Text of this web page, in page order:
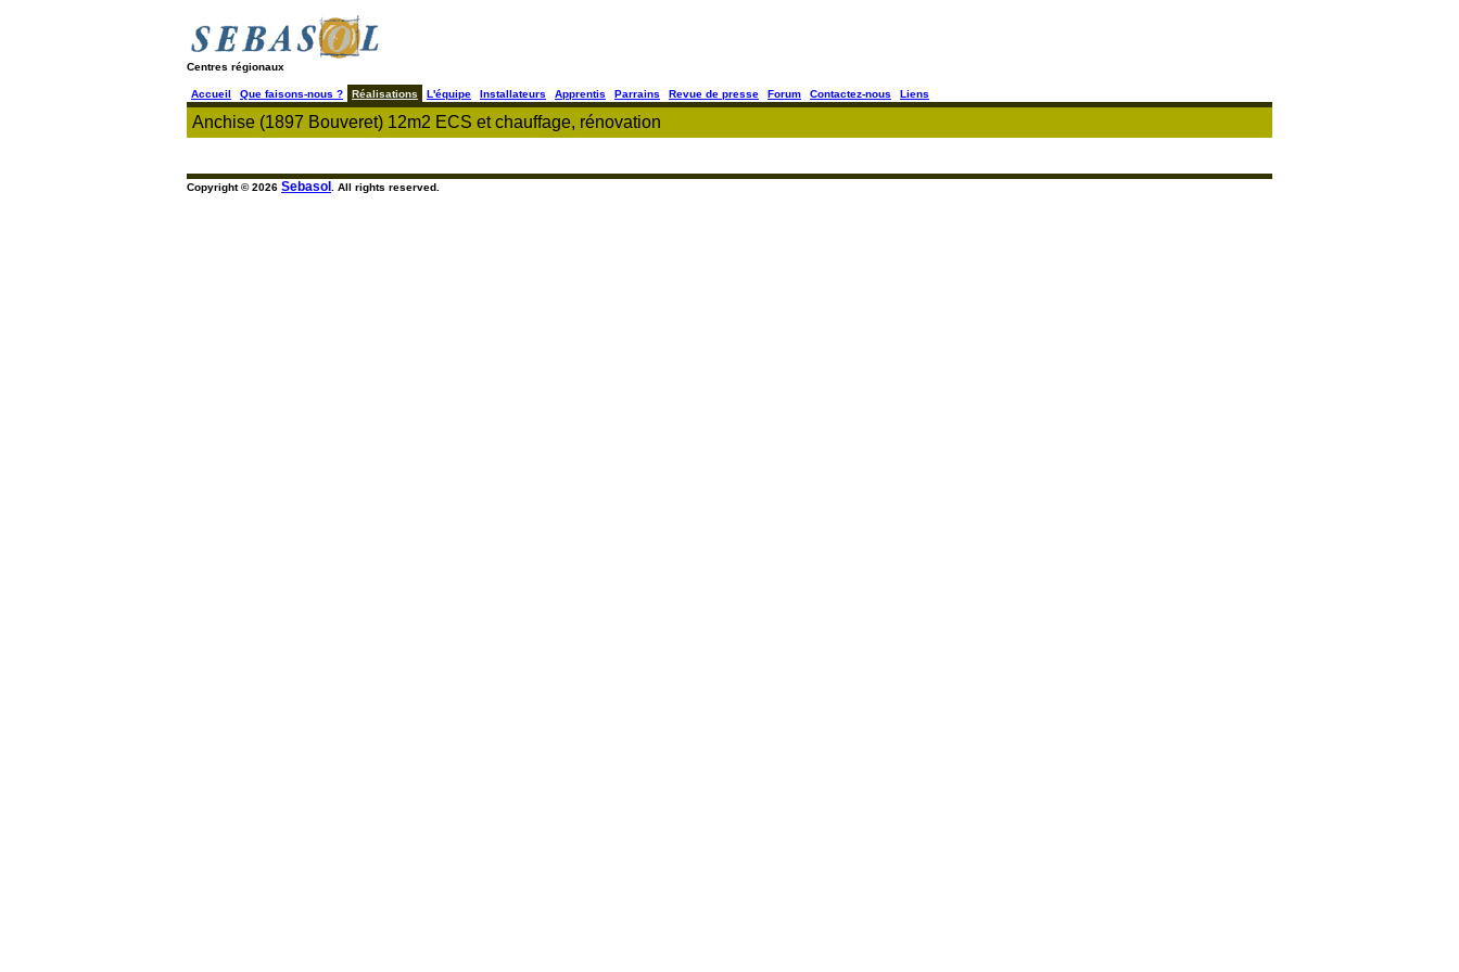
Centres régionaux
Accueil Que faisons-nous ? Réalisations L'équipe Installateurs Apprentis Parrains Revue de presse Forum Contactez-nous Liens
Anchise (1897 Bouveret) 12m2 ECS et chauffage, rénovation
Copyright © 2026 Sebasol . All rights reserved.